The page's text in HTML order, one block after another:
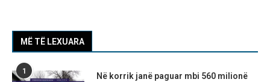
MË TË LEXUARA
1
Në korrik janë paguar mbi 560 milionë